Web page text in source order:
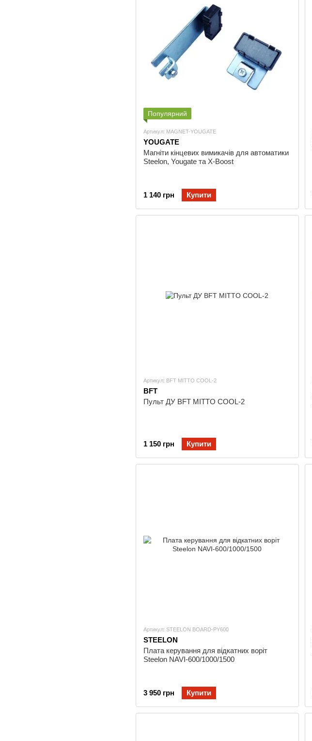
Популярний
Артикул: MAGNET-YOUGATE
YOUGATE
Магніти кінцевих вимикачів для автоматики
Steelon, Yougate та X-Boost
1 140 грн Купити
Артикул: BFT MITTO COOL-2
BFT
Пульт ДУ BFT MITTO COOL-2
1 150 грн Купити
Артикул: STEELON BOARD-PY600
STEELON
Плата керування для відкатних воріт
Steelon NAVI-600/1000/1500
3 950 грн Купити